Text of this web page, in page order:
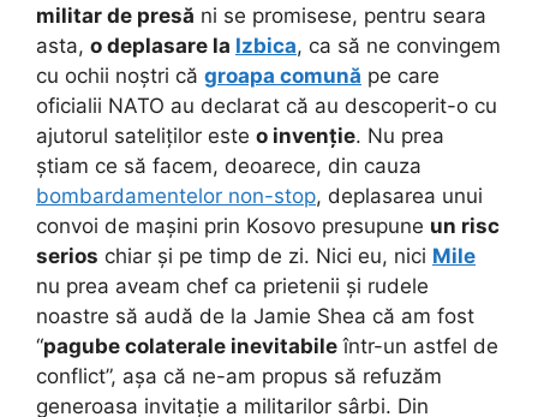
militar de presă ni se promisese, pentru seara
asta, o deplasare la Izbica, ca să ne convingem
cu ochii noștri că groapa comună pe care
oficialii NATO au declarat că au descoperit-o cu
ajutorul sateliților este o invenție. Nu prea
știam ce să facem, deoarece, din cauza
bombardamentelor non-stop, deplasarea unui
convoi de mașini prin Kosovo presupune un risc
serios chiar și pe timp de zi. Nici eu, nici Mile
nu prea aveam chef ca prietenii și rudele
noastre să audă de la Jamie Shea că am fost
“pagube colaterale inevitabile într-un astfel de
conflict”, așa că ne-am propus să refuzăm
generoasa invitație a militarilor sârbi. Din